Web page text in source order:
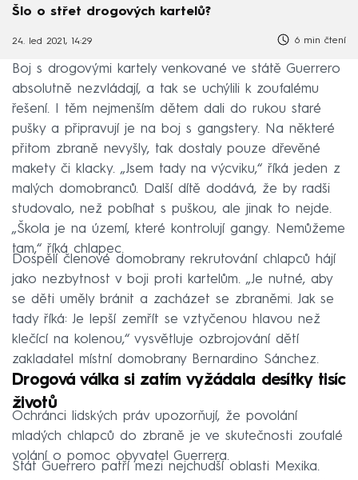
Šlo o střet drogových kartelů?
24. led 2021, 14:29 6 min čtení
Boj s drogovými kartely venkované ve státě Guerrero
absolutně nezvládají, a tak se uchýlili k zoufalému
řešení. I těm nejmenším dětem dali do rukou staré
pušky a připravují je na boj s gangstery. Na některé
přitom zbraně nevyšly, tak dostaly pouze dřevěné
makety či klacky. „Jsem tady na výcviku,“ říká jeden z
malých domobranců. Další dítě dodává, že by radši
studovalo, než pobíhat s puškou, ale jinak to nejde.
„Škola je na území, které kontrolují gangy. Nemůžeme
tam,“ říká chlapec.
Dospělí členové domobrany rekrutování chlapců hájí
jako nezbytnost v boji proti kartelům. „Je nutné, aby
se děti uměly bránit a zacházet se zbraněmi. Jak se
tady říká: Je lepší zemřít se vztyčenou hlavou než
klečící na kolenou,“ vysvětluje ozbrojování dětí
zakladatel místní domobrany Bernardino Sánchez.
Drogová válka si zatím vyžádala desítky tisíc
životů
Ochránci lidských práv upozorňují, že povolání
mladých chlapců do zbraně je ve skutečnosti zoufalé
volání o pomoc obyvatel Guerrera.
Stát Guerrero patří mezi nejchudší oblasti Mexika.